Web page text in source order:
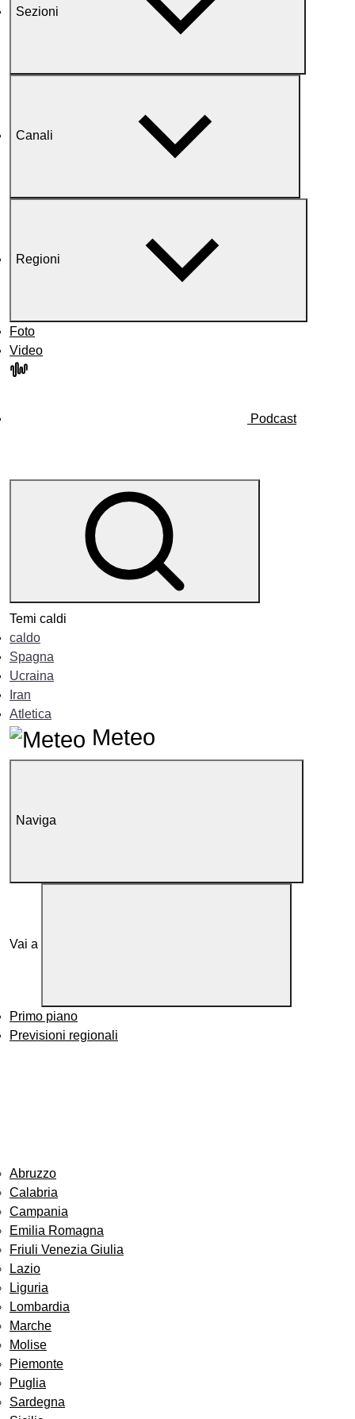
Sezioni
Canali
Regioni
Foto
Video
Podcast
Temi caldi
caldo
Spagna
Ucraina
Iran
Atletica
Meteo
Naviga
Vai a
Primo piano
Previsioni regionali
Abruzzo
Calabria
Campania
Emilia Romagna
Friuli Venezia Giulia
Lazio
Liguria
Lombardia
Marche
Molise
Piemonte
Puglia
Sardegna